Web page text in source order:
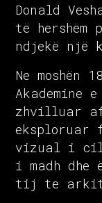
Donald
të
ndjekë një
Ne moshën
Akademine
zhvilluar
vizual i
i madh dhe
tij te